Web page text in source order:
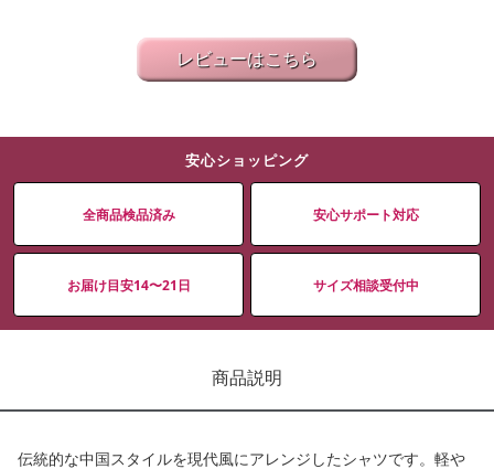
レビューはこちら
安心ショッピング
全商品検品済み 安心サポート対応
お届け目安14〜21日 サイズ相談受付中
商品説明
伝統的な中国スタイルを現代風にアレンジしたシャツです。軽や